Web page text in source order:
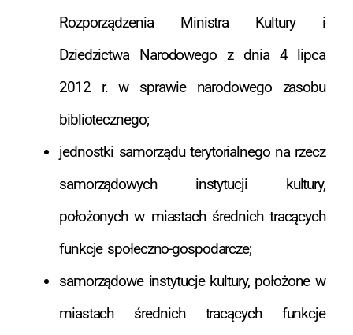
Rozporządzenia Ministra Kultury i
Dziedzictwa Narodowego z dnia 4 lipca
2012 r. w sprawie narodowego zasobu
bibliotecznego;
jednostki samorządu terytorialnego na rzecz
samorządowych instytucji kultury,
położonych w miastach średnich tracących
funkcje społeczno-gospodarcze;
samorządowe instytucje kultury, położone w
miastach średnich tracących funkcje